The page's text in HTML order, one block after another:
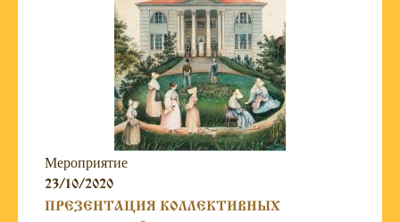
Мероприятие
23/10/2020
ПРЕЗЕНТАЦИЯ КОЛЛЕКТИВНЫХ